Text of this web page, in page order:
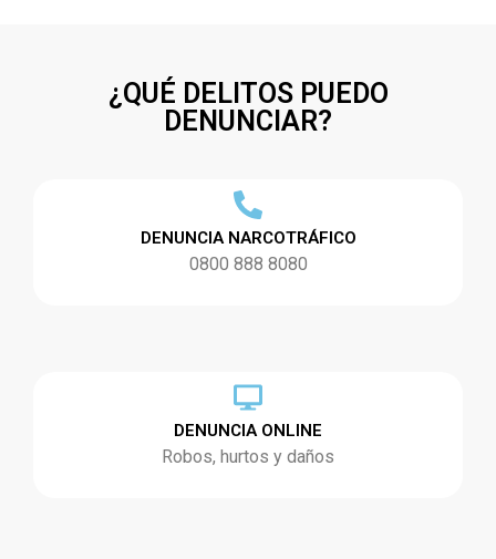
¿QUÉ DELITOS PUEDO
DENUNCIAR?
DENUNCIA NARCOTRÁFICO
0800 888 8080
DENUNCIA ONLINE
Robos, hurtos y daños